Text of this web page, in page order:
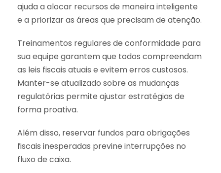
ajuda a alocar recursos de maneira inteligente
e a priorizar as áreas que precisam de atenção.
Treinamentos regulares de conformidade para
sua equipe garantem que todos compreendam
as leis fiscais atuais e evitem erros custosos.
Manter-se atualizado sobre as mudanças
regulatórias permite ajustar estratégias de
forma proativa.
Além disso, reservar fundos para obrigações
fiscais inesperadas previne interrupções no
fluxo de caixa.